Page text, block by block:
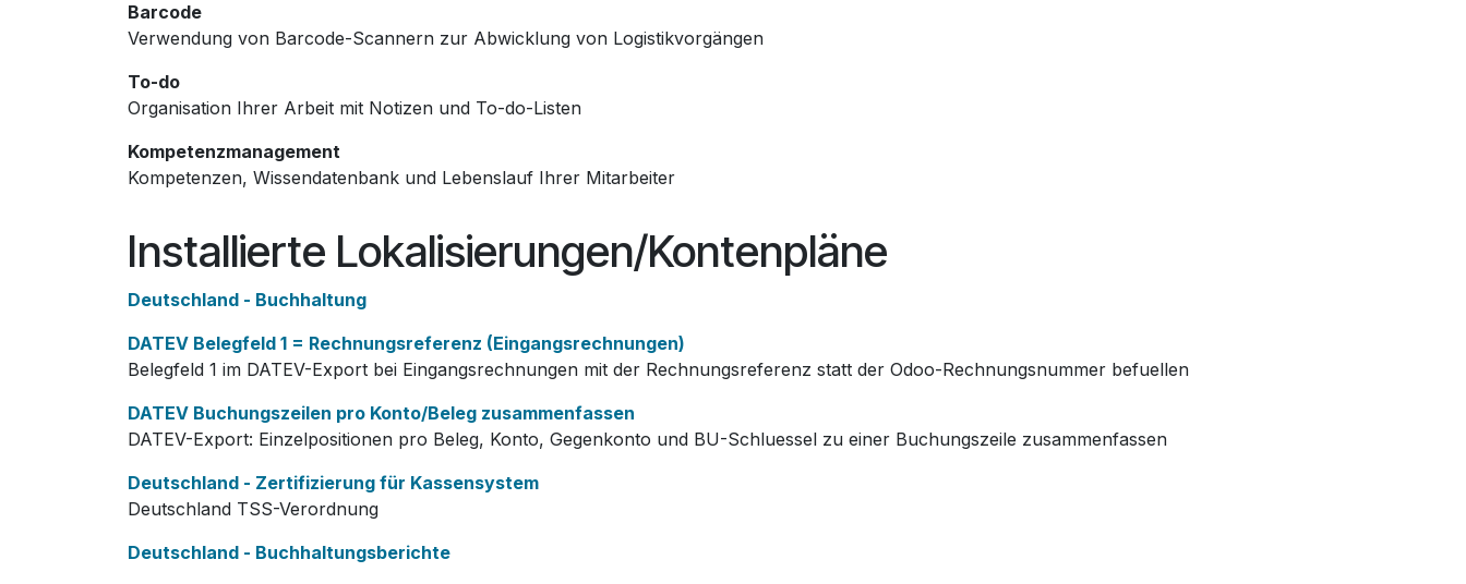
Barcode
Verwendung von Barcode-Scannern zur Abwicklung von Logistikvorgängen
To-do
Organisation Ihrer Arbeit mit Notizen und To-do-Listen
Kompetenzmanagement
Kompetenzen, Wissendatenbank und Lebenslauf Ihrer Mitarbeiter
Installierte Lokalisierungen/Kontenpläne
Deutschland - Buchhaltung
DATEV Belegfeld 1 = Rechnungsreferenz (Eingangsrechnungen)
Belegfeld 1 im DATEV-Export bei Eingangsrechnungen mit der Rechnungsreferenz statt der Odoo-Rechnungsnummer befuellen
DATEV Buchungszeilen pro Konto/Beleg zusammenfassen
DATEV-Export: Einzelpositionen pro Beleg, Konto, Gegenkonto und BU-Schluessel zu einer Buchungszeile zusammenfassen
Deutschland - Zertifizierung für Kassensystem
Deutschland TSS-Verordnung
Deutschland - Buchhaltungsberichte